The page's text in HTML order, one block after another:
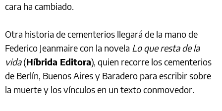
cara ha cambiado.
Otra historia de cementerios llegará de la mano de
Federico Jeanmaire con la novela Lo que resta de la
vida(Híbrida Editora), quien recorre los cementerios
de Berlín, Buenos Aires y Baradero para escribir sobre
la muerte y los vínculos en un texto conmovedor.